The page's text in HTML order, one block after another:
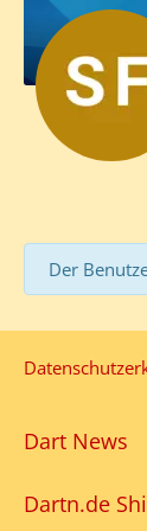
Der
Dart News
Dartn.de